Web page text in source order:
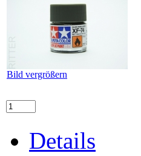
Bild vergrößern
Details